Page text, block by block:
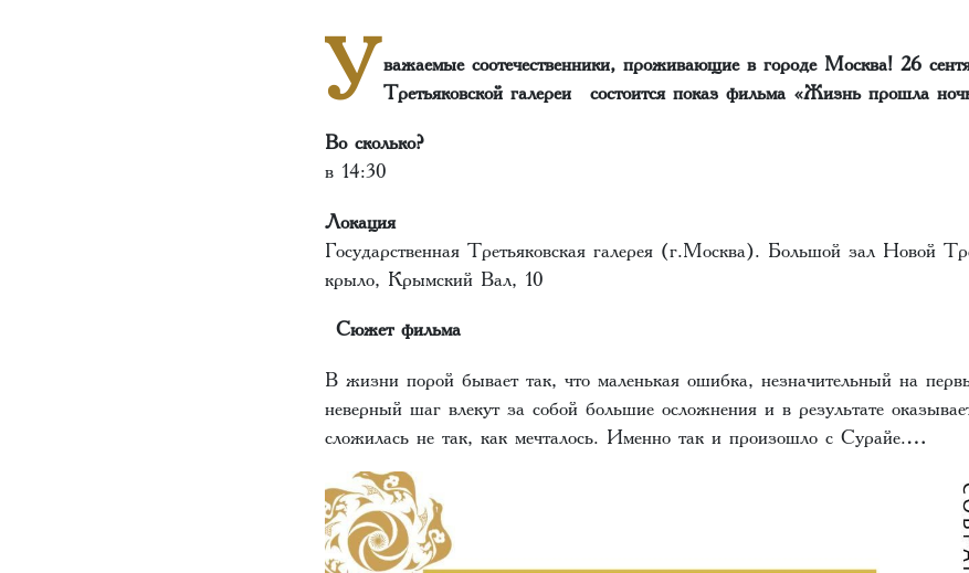
Уважаемые соотечественники, проживающие в городе Москва! 26
Третьяковской галереи состоится показ фильма «Жизнь прошла
Во сколько?
в 14:30
Локация
Государственная Третьяковская галерея (г.Москва). Большой зал Новой
крыло, Крымский Вал, 10
Сюжет фильма
В жизни порой бывает так, что маленькая ошибка, незначительный на
неверный шаг влекут за собой большие осложнения и в результате
сложилась не так, как мечталось. Именно так и произошло с Сурайе.…